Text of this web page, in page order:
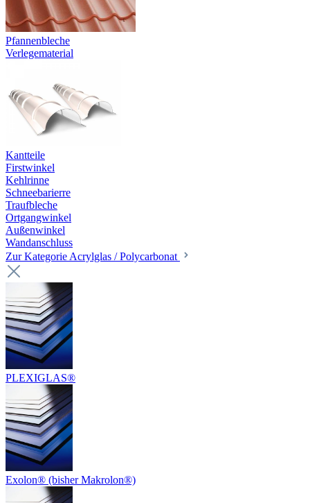
Pfannenbleche
Verlegematerial
Kantteile
Firstwinkel
Kehlrinne
Schneebarierre
Traufbleche
Ortgangwinkel
Außenwinkel
Wandanschluss
Zur Kategorie Acrylglas / Polycarbonat
PLEXIGLAS®
Exolon® (bisher Makrolon®)